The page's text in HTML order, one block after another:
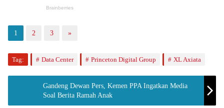
1 2 3 »
Tag: Data Center Princeton Digital Group XL Axiata
Gandeng Dewan Pers, Kemen PPA Ingatkan Media
Soal Berita Ramah Anak